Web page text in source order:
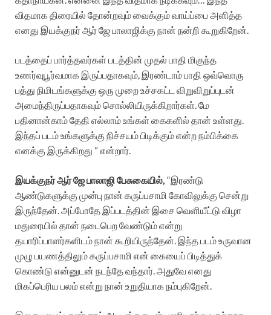
விதமாக திரையில் தோன்றவும் வைக்கும் வாய்ப்பை அளித்த
எனது இயக்குநர் ஆர் ஜே பாலாஜிக்கு நான் நன்றி கூறுகிறேன்.‌
படத்தைப் பார்த்தவர்கள் படத்தின் முதல் பாதி மிகுந்த
உணர்வுபூர்வமாக இருப்பதாகவும், இரண்டாம் பாதி ஒவ்வொரு
பத்து நிமிடங்களுக்கு ஒரு முறை உச்சகட்ட விறுவிறுப்புடன்
அமைந்திருப்பதாகவும் சொல்லியிருக்கிறார்கள்.‌ மே
பதினான்காம் தேதி எல்லாம் உங்கள் கைகளில் தான் உள்ளது.
இந்தப் படம் உங்களுக்கு நிச்சயம் பிடிக்கும் என்ற நம்பிக்கை
எனக்கு இருக்கிறது ” என்றார்.‌
இயக்குநர் ஆர் ஜே பாலாஜி பேசுகையில், “இரண்டு
ஆண்டுகளுக்கு முன்பு நான் கருப்பசாமி கோவிலுக்கு சென்று
இருந்தேன். அப்போதே இப்படத்தின் இசை வெளியீட்டு விழா
மதுரையில் தான் நடைபெற வேண்டும் என்று
தயாரிப்பாளர்களிடம் நான் கூறியிருந்தேன். இந்த படம் உருவான
முழு பயணத்திலும் கருப்பசாமி என் கையைப் பிடித்துக்
கொண்டு என்னுடன் நடந்தே வந்தார். அதுவே எனது
மிகப்பெரிய பலம் என்று நான் உறுதியாக நம்புகிறேன்.